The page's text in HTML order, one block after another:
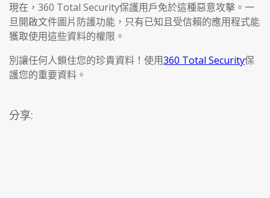
現在，360 Total Security保護用戶免於這種惡意攻擊。一
旦開啟文件圖片防護功能，只有已知且受信賴的應用程式能
獲取使用這些資料的權限。
別讓任何人鎖住您的珍貴資料！使用360 Total Security保
護您的重要資料。
分享: